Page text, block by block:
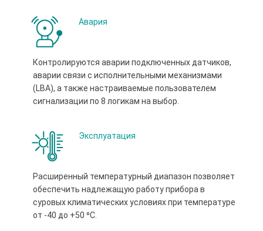
Авария
Контролируются аварии подключенных датчиков,
аварии связи с исполнительными механизмами
(LBA), а также настраиваемые пользователем
сигнализации по 8 логикам на выбор.
Эксплуатация
Расширенный температурный диапазон позволяет
обеспечить надлежащую работу прибора в
суровых климатических условиях при температуре
от -40 до +50 ⁰С.